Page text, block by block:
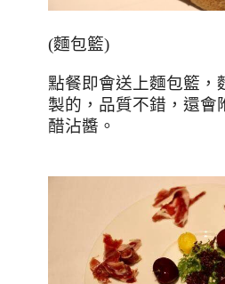
(麵包籃)
點餐即會送上麵包籃，
製的，品質不錯，還會
醋沾醬。